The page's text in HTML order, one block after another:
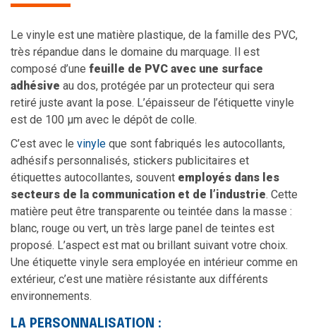
Le vinyle est une matière plastique, de la famille des PVC,
très répandue dans le domaine du marquage. Il est
composé d’une feuille de PVC avec une surface
adhésive au dos, protégée par un protecteur qui sera
retiré juste avant la pose. L’épaisseur de l’étiquette vinyle
est de 100 µm avec le dépôt de colle.
C’est avec le vinyle que sont fabriqués les autocollants,
adhésifs personnalisés, stickers publicitaires et
étiquettes autocollantes, souvent employés dans les
secteurs de la communication et de l’industrie. Cette
matière peut être transparente ou teintée dans la masse :
blanc, rouge ou vert, un très large panel de teintes est
proposé. L’aspect est mat ou brillant suivant votre choix.
Une étiquette vinyle sera employée en intérieur comme en
extérieur, c’est une matière résistante aux différents
environnements.
LA PERSONNALISATION :